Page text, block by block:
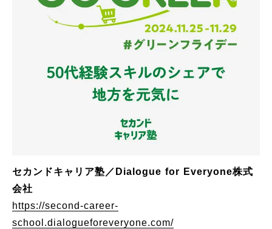
セカンドキャリア塾／Dialogue for Everyone株式
会社
https://second-career-
school.dialogueforeveryone.com/